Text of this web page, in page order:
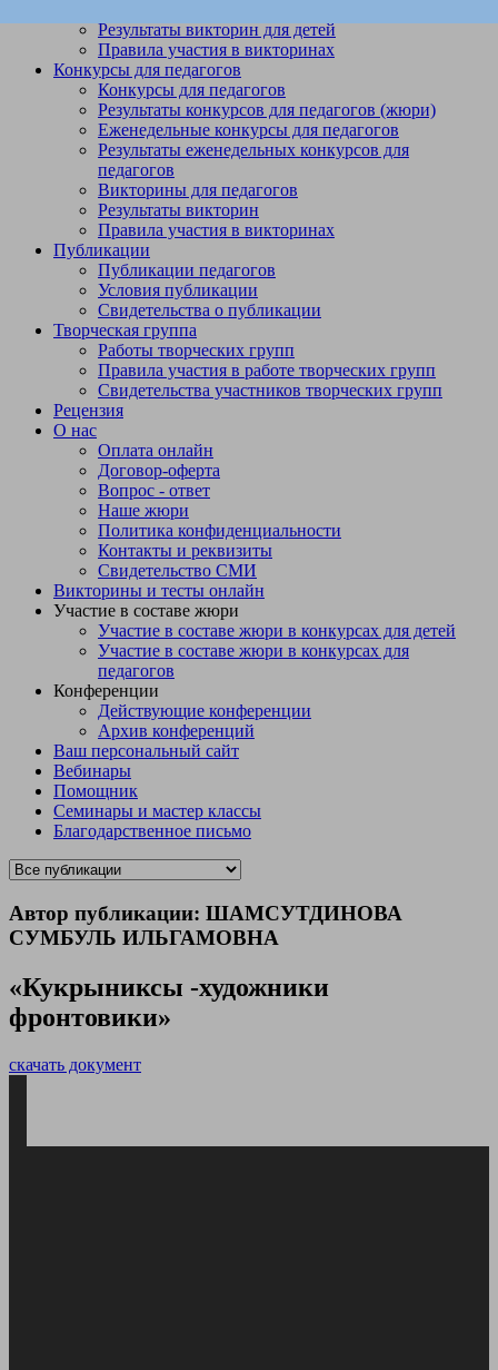
Результаты викторин для детей
Правила участия в викторинах
Конкурсы для педагогов
Конкурсы для педагогов
Результаты конкурсов для педагогов (жюри)
Еженедельные конкурсы для педагогов
Результаты еженедельных конкурсов для
педагогов
Викторины для педагогов
Результаты викторин
Правила участия в викторинах
Публикации
Публикации педагогов
Условия публикации
Свидетельства о публикации
Творческая группа
Работы творческих групп
Правила участия в работе творческих групп
Свидетельства участников творческих групп
Рецензия
О нас
Оплата онлайн
Договор-оферта
Вопрос - ответ
Наше жюри
Политика конфиденциальности
Контакты и реквизиты
Свидетельство СМИ
Викторины и тесты онлайн
Участие в составе жюри
Участие в составе жюри в конкурсах для детей
Участие в составе жюри в конкурсах для
педагогов
Конференции
Действующие конференции
Архив конференций
Ваш персональный сайт
Вебинары
Помощник
Семинары и мастер классы
Благодарственное письмо
Автор публикации: ШАМСУТДИНОВА
СУМБУЛЬ ИЛЬГАМОВНА
«Кукрыниксы -художники
фронтовики»
скачать документ